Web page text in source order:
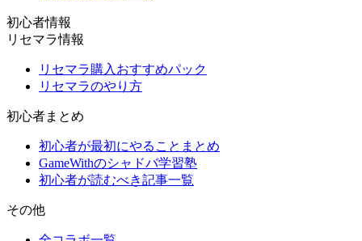
初心者情報
リセマラ情報
リセマラ購入おすすめパック
リセマラのやり方
初心者まとめ
初心者が最初にやることまとめ
GameWithのシャドバ学習塾
初心者が読むべき記事一覧
その他